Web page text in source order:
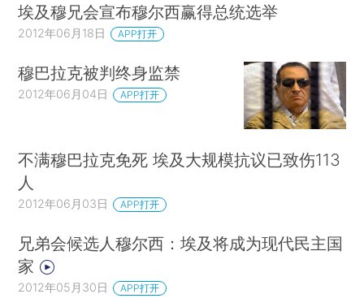
埃及穆兄会宣布穆尔西赢得总统选举
2012年06月18日 APP打开
穆巴拉克被判终身监禁
2012年06月04日 APP打开
不满穆巴拉克免死 埃及大规模抗议已致伤113
人
2012年06月03日 APP打开
兄弟会候选人穆尔西：埃及将成为现代民主国
家
2012年05月30日 APP打开